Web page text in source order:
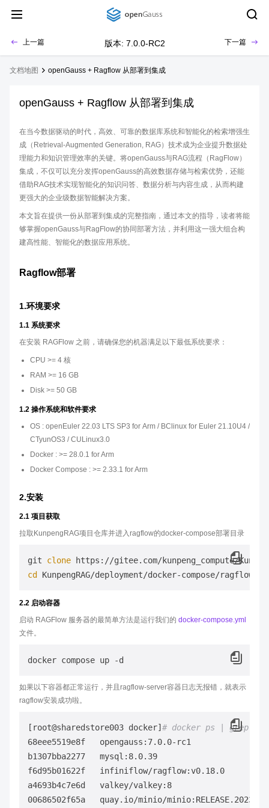
上一篇 版本: 7.0.0-RC2 下一篇
文档地图 openGauss + Ragflow 从部署到集成
openGauss + Ragflow 从部署到集成
在当今数据驱动的时代，高效、可靠的数据库系统和智能化的检索增强生
成（Retrieval-Augmented Generation, RAG）技术成为企业提升数据处
理能力和知识管理效率的关键。将openGauss与RAG流程（RagFlow）
集成，不仅可以充分发挥openGauss的高效数据存储与检索优势，还能
借助RAG技术实现智能化的知识问答、数据分析与内容生成，从而构建
更强大的企业级数据智能解决方案。
本文旨在提供一份从部署到集成的完整指南，通过本文的指导，读者将能
够掌握openGauss与RagFlow的协同部署方法，并利用这一强大组合构
建高性能、智能化的数据应用系统。
Ragflow部署
1.环境要求
1.1 系统要求
在安装 RAGFlow 之前，请确保您的机器满足以下最低系统要求：
CPU >= 4 核
RAM >= 16 GB
Disk >= 50 GB
1.2 操作系统和软件要求
OS : openEuler 22.03 LTS SP3 for Arm / BClinux for Euler 21.10U4 /
CTyunOS3 / CULinux3.0
Docker : >= 28.0.1 for Arm
Docker Compose : >= 2.33.1 for Arm
2.安装
2.1 项目获取
拉取KunpengRAG项目仓库并进入ragflow的docker-compose部署目录
git clone
cd
2.2 启动容器
启动 RAGFlow 服务器的最简单方法是运行我们的 docker-compose.yml
文件。
如果以下容器都正常运行，并且ragflow-server容器日志无报错，就表示
ragflow安装成功啦。
[root@sharedstore003 docker] # docker ps | grep
68eee5519e8f
b1307bba2277
f6d95b01622f   infiniflow/
a4693b4c7e6d   valkey/
00686502f65a   quay.io/minio/